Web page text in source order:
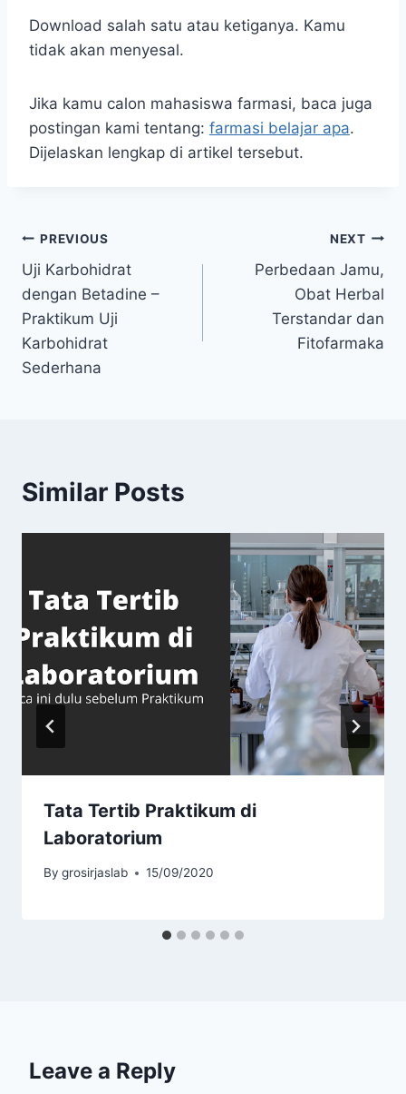
Download salah satu atau ketiganya. Kamu
tidak akan menyesal.
Jika kamu calon mahasiswa farmasi, baca juga
postingan kami tentang: farmasi belajar apa.
Dijelaskan lengkap di artikel tersebut.
Post
navigation
PREVIOUS
Uji Karbohidrat
dengan Betadine –
Praktikum Uji
Karbohidrat
Sederhana
NEXT
Perbedaan Jamu,
Obat Herbal
Terstandar dan
Fitofarmaka
Similar Posts
Tata Tertib Praktikum di
Laboratorium
By grosirjaslab 15/09/2020
Leave a Reply